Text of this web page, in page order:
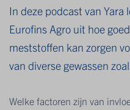
In deze podcast van Yara
Eurofins Agro uit hoe
meststoffen kan zorgen
van diverse gewassen
Welke factoren zijn van